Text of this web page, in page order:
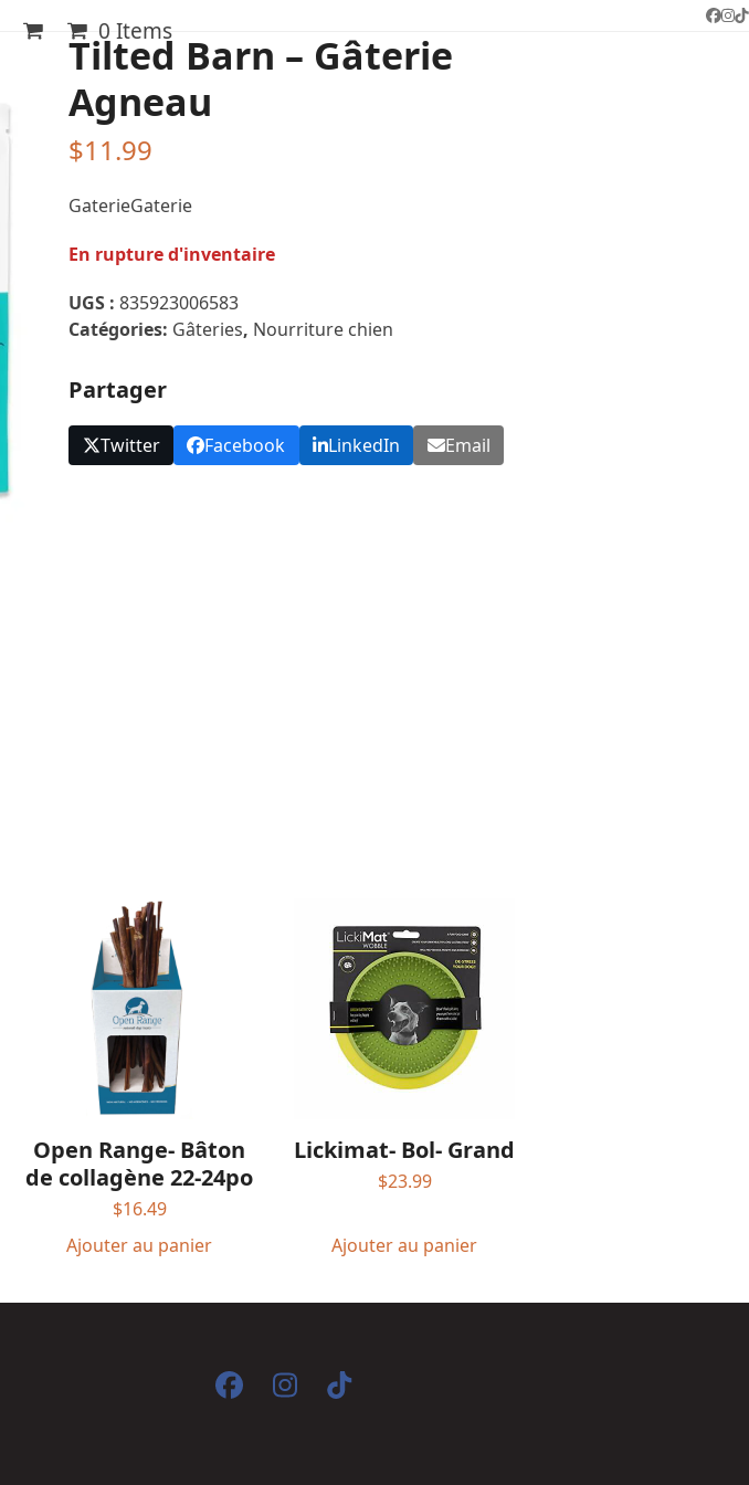
0 Items
Tilted Barn – Gâterie
Agneau
$11.99
GaterieGaterie
En rupture d'inventaire
UGS :835923006583
Catégories: Gâteries, Nourriture chien
Partager
Twitter Facebook LinkedIn Email
Open Range- Bâton
de collagène 22-24po
$16.49
Ajouter au panier
Lickimat- Bol- Grand
$23.99
Ajouter au panier
Facebook
Instagram
Tiktok